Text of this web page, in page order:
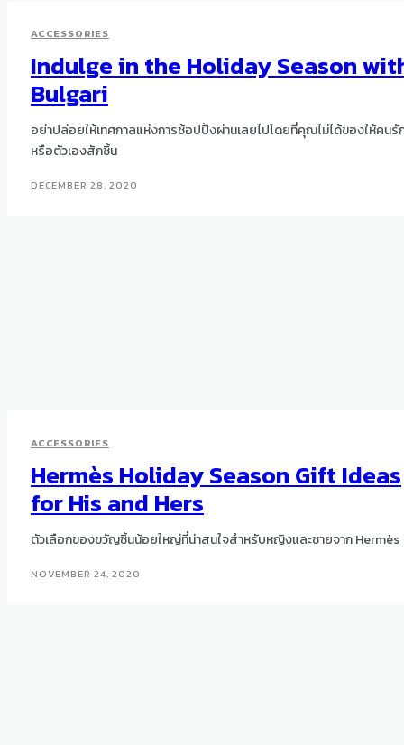
ACCESSORIES
Indulge in the Holiday Season
Bulgari
อย่าปล่อยให้เทศกาลแห่งการช้อปปิ้งผ่านเลยไปโดยที่คุณไม่ได้ของให้คนรั
หรือตัวเองสักชิ้น
DECEMBER 28, 2020
ACCESSORIES
Hermès Holiday Season Gift Ideas
for His and Hers
ตัวเลือกของขวัญชิ้นน้อยใหญ่ที่น่าสนใจสำหรับหญิงและชายจาก Hermès
NOVEMBER 24, 2020